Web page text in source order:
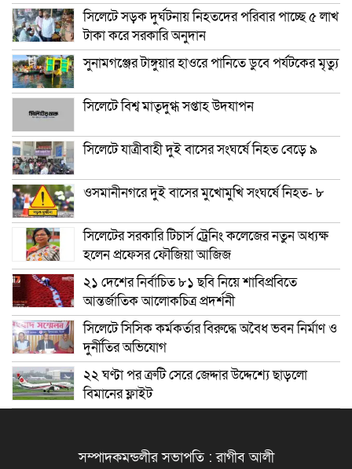
সিলেটে সড়ক দুর্ঘটনায় নিহতদের পরিবার পাচ্ছে ৫ লাখ
টাকা করে সরকারি অনুদান
সুনামগঞ্জের টাঙ্গুয়ার হাওরে পানিতে ডুবে পর্যটকের মৃত্যু
সিলেটে বিশ্ব মাতৃদুগ্ধ সপ্তাহ উদযাপন
সিলেটে যাত্রীবাহী দুই বাসের সংঘর্ষে নিহত বেড়ে ৯
ওসমানীনগরে দুই বাসের মুখোমুখি সংঘর্ষে নিহত- ৮
সিলেটের সরকারি টিচার্স ট্রেনিং কলেজের নতুন অধ্যক্ষ
হলেন প্রফেসর ফৌজিয়া আজিজ
২১ দেশের নির্বাচিত ৮১ ছবি নিয়ে শাবিপ্রবিতে
আন্তর্জাতিক আলোকচিত্র প্রদর্শনী
সিলেটে সিসিক কর্মকর্তার বিরুদ্ধে অবৈধ ভবন নির্মাণ ও
দুর্নীতির অভিযোগ
২২ ঘণ্টা পর ত্রুটি সেরে জেদ্দার উদ্দেশ্যে ছাড়লো
বিমানের ফ্লাইট
সম্পাদকমন্ডলীর সভাপতি : রাগীব আলী